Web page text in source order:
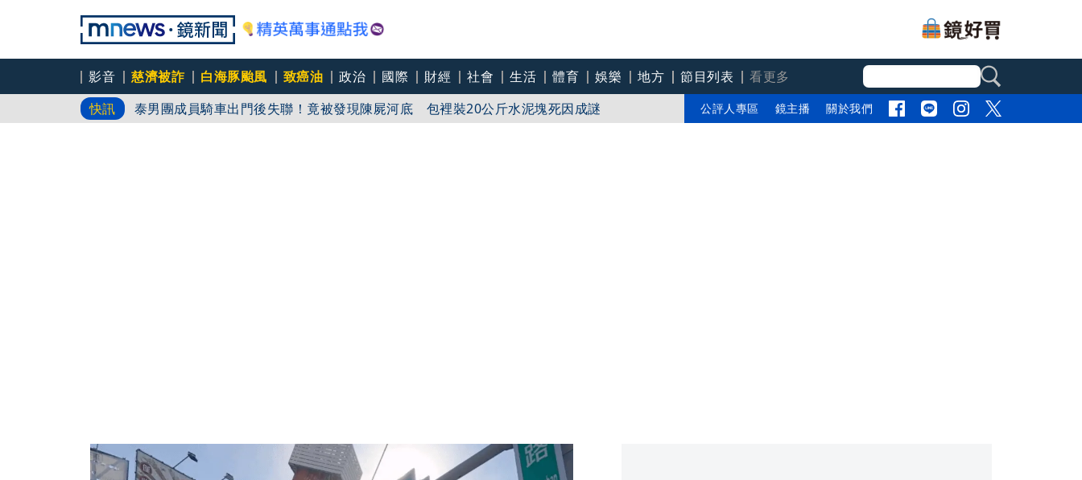
影音 慈濟被詐 白海豚颱風 致癌油 政治 國際 財經 社會 生活 體育 娛樂 地方 節目列表
看更多
快訊
泰男團成員騎車出門後失聯！竟被發現陳屍河底 包裡裝20公斤水泥塊死因成謎
心碎父親節！大貨車毒駕逆撞轎車 男遭夾亡家屬接噩耗
公評人專區 鏡主播 關於我們